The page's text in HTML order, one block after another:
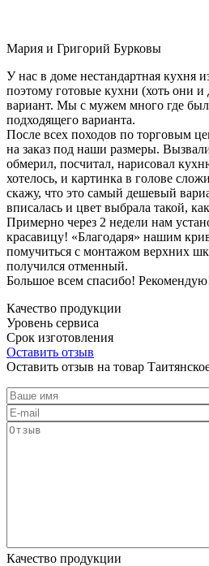
Мария и Григорий Бурковы
У нас в доме нестандартная кухня
поэтому готовые кухни (хоть они
вариант. Мы с мужем много где
подходящего варианта.
После всех походов по торговым
на заказ под наши размеры.
обмерил, посчитал, нарисовал
хотелось, и картинка в голове
скажу, что это самый дешевый
вписалась и цвет выбрала такой,
Примерно через 2 недели нам
красавицу! «Благодаря» нашим
помучиться с монтажом верхних
получился отменный.
Большое всем спасибо!
Качество продукции
Уровень сервиса
Срок изготовления
Оставить отзыв
Оставить отзыв на товар
Качество продукции